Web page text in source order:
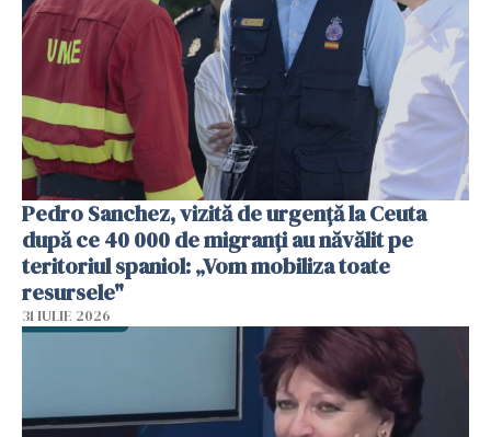
Pedro Sanchez, vizită de urgență la Ceuta
după ce 40 000 de migranți au năvălit pe
teritoriul spaniol: „Vom mobiliza toate
resursele"
31 IULIE 2026